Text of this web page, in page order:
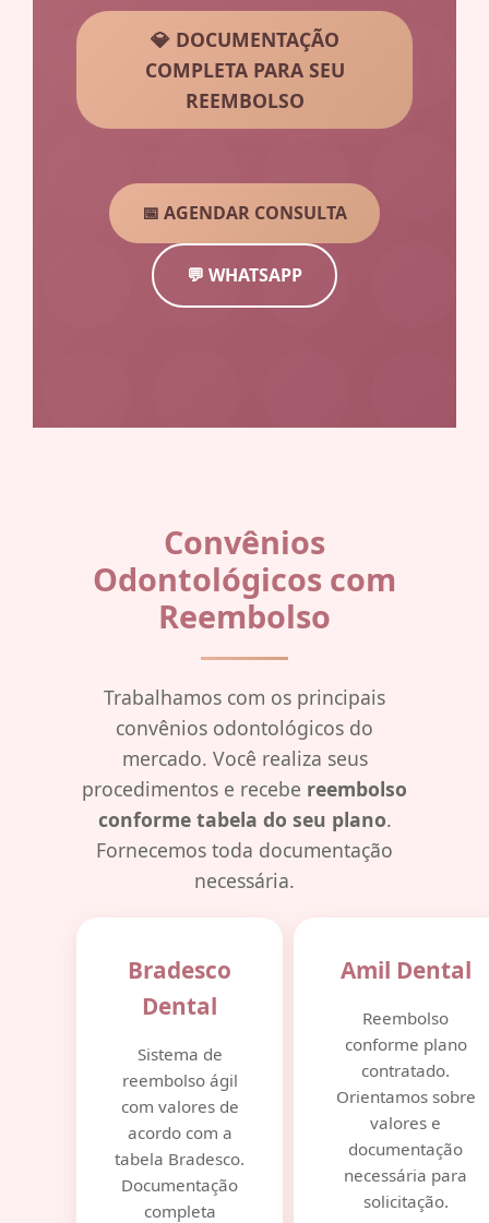
💎 DOCUMENTAÇÃO
COMPLETA PARA SEU
REEMBOLSO
📅 AGENDAR CONSULTA
💬 WHATSAPP
Convênios
Odontológicos com
Reembolso
Trabalhamos com os principais
convênios odontológicos do
mercado. Você realiza seus
procedimentos e recebe reembolso
conforme tabela do seu plano.
Fornecemos toda documentação
necessária.
Bradesco
Dental
Sistema de
reembolso ágil
com valores de
acordo com a
tabela Bradesco.
Documentação
completa
Amil Dental
Reembolso
conforme plano
contratado.
Orientamos sobre
valores e
documentação
necessária para
solicitação.